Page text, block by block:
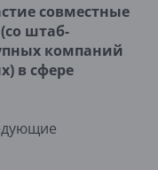
совместные
штаб-
компаний
в сфере